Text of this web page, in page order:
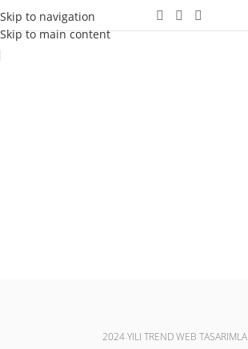
Skip to navigation
Skip to main content
2024 YILI TREND WEB